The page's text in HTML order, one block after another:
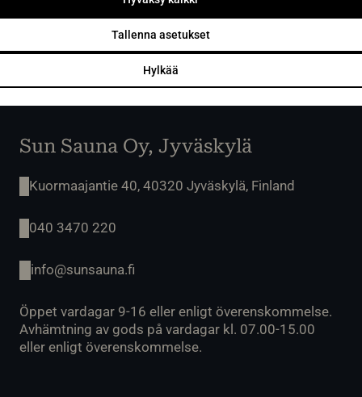
Hylkää
Tallenna asetukset
Sun Sauna Oy, Jyväskylä
Kuormaajantie 40, 40320 Jyväskylä, Finland
040 3470 220
info@sunsauna.fi
Öppet vardagar 9-16 eller enligt överenskommelse.
Avhämtning av gods på vardagar kl. 07.00-15.00
eller enligt överenskommelse.